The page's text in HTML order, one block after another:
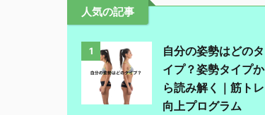
人気の記事
1
自分の姿勢はどのタ
イプ？姿勢タイプか
ら読み解く｜筋トレ
向上プログラム